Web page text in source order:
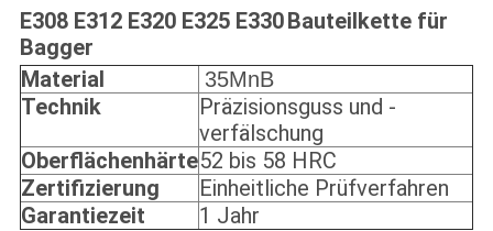
E308 E312 E320 E325 E330 Bauteilkette für
Bagger
Material
35MnB
Technik
Präzisionsguss und -
verfälschung
Oberflächenhärte52 bis 58 HRC
Zertifizierung
Einheitliche Prüfverfahren
Garantiezeit
1 Jahr